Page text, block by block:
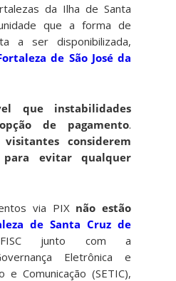
da Ilha de Santa
que a forma de
a ser disponibilizada,
de São José da
que instabilidades
de pagamento.
visitantes considerem
evitar qualquer
via PIX não estão
de Santa Cruz de
junto com a
Eletrônica e
e Comunicação (SETIC),